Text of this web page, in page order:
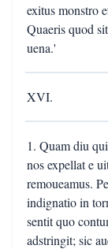
exitus monstro
Quaeris quod
uena.'
XVI.
1. Quam diu
nos expellat e
remoueamus.
indignatio in
sentit quo
adstringit; sic